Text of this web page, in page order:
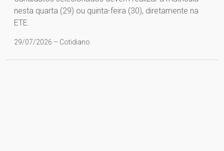
nesta quarta (29) ou quinta-feira (30), diretamente na
ETE.
29/07/2026 – Cotidiano